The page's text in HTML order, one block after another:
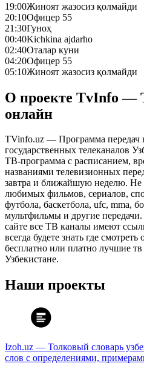
19:00Жиноят жазосиз қолмайди
20:10Офицер 55
21:30Гуноҳ
00:40Kichkina ajdarho
02:40Оталар куни
04:20Офицер 55
05:10Жиноят жазосиз қолмайди
О проекте TvInfo —
онлайн
TVinfo.uz — Программа передач
государственных телеканалов
ТВ-программа с расписанием,
названиями телевизионных
завтра и ближайшую неделю. Не
любимых фильмов, сериалов,
футбола, баскетбола, ufc, mma,
мультфильмы и другие
сайте все ТВ каналы имеют
всегда будете знать где
бесплатно или платно лучшие
Узбекистане.
Наши проекты
Izoh.uz — Толковый словарь
слов с определениями,